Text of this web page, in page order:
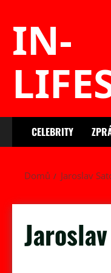
IN-
CELEBRITY
Domů Jaroslav